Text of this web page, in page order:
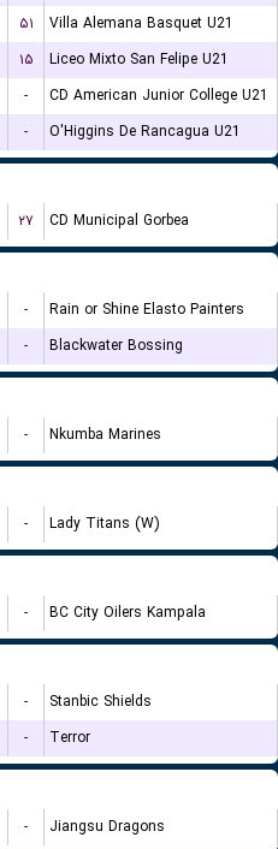
۵۱
Villa Alemana Basquet U21
۱۵
Liceo Mixto San Felipe U21
-
CD American Junior College U21
- O'Higgins De Rancagua U21
۲۷ CD Municipal Gorbea
-
Rain or Shine Elasto Painters
- Blackwater Bossing
- Nkumba Marines
- Lady Titans (W)
- BC City Oilers Kampala
-
Stanbic Shields
- Terror
- Jiangsu Dragons